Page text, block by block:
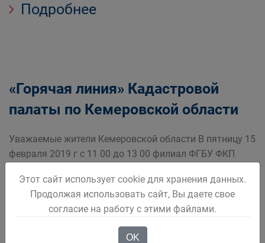
Подробнее
«Горячая линия» Кадастровой
палаты по Кемеровской области
Уважаемые жители Кемеровской области В пятницу 15
февраля 2019 г с 11 00 до 13 00 филиал ФГБУ ФКП
телефонную ГОРЯЧУЮ ЛИНИЮ по вопросам
связанным с государств
Этот сайт использует cookie для хранения данных.
Продолжая использовать сайт, Вы даете свое
согласие на работу с этими файлами.
OK